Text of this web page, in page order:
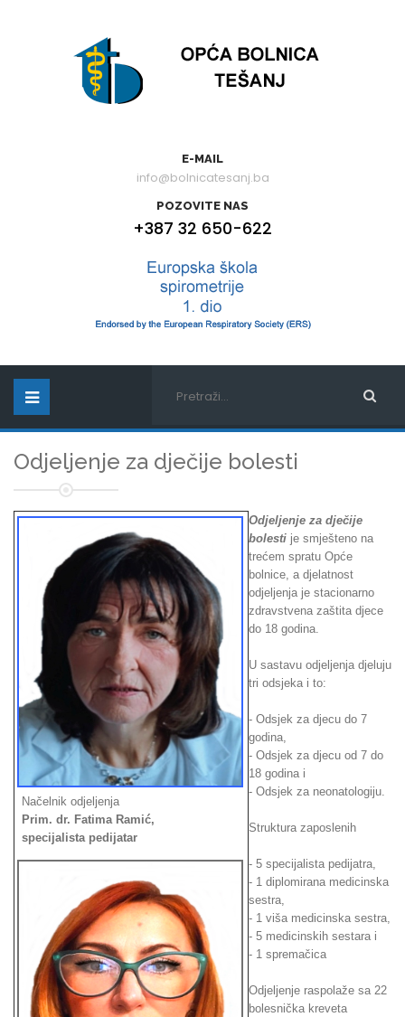
E-MAIL
info@bolnicatesanj.ba
POZOVITE NAS
+387 32 650-622
Odjeljenje za dječije bolesti
Načelnik odjeljenja
Prim. dr. Fatima Ramić,
specijalista pedijatar
Odjeljenje za dječije
bolesti je smješteno na
trećem spratu Opće
bolnice, a djelatnost
odjeljenja je stacionarno
zdravstvena zaštita djece
do 18 godina.
U sastavu odjeljenja djeluju
tri odsjeka i to:
- Odsjek za djecu do 7
godina,
- Odsjek za djecu od 7 do
18 godina i
- Odsjek za neonatologiju.
Struktura zaposlenih
- 5 specijalista pedijatra,
- 1 diplomirana medicinska
sestra,
- 1 viša medicinska sestra,
- 5 medicinskih sestara i
- 1 spremačica
Odjeljenje raspolaže sa 22
bolesnička kreveta